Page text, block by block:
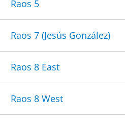
Raos 5
Raos 7 (Jesús González)
Raos 8 East
Raos 8 West